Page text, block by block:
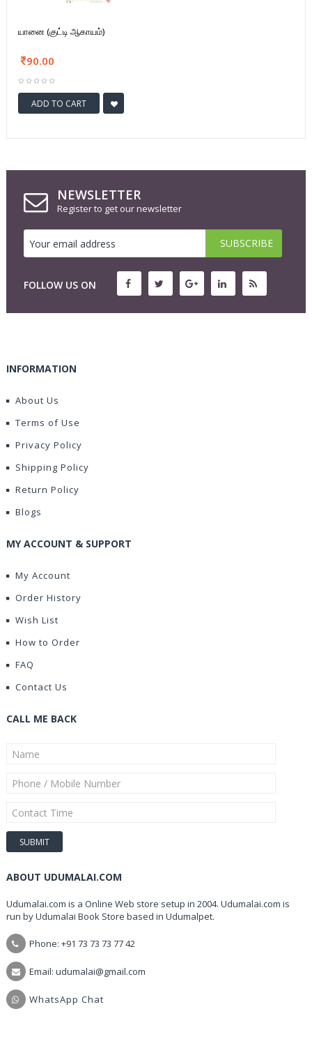
யானை (குட்டி ஆகாயம்)
90.00
ADD TO CART
NEWSLETTER
Register to get our newsletter
FOLLOW US ON
INFORMATION
About Us
Terms of Use
Privacy Policy
Shipping Policy
Return Policy
Blogs
MY ACCOUNT & SUPPORT
My Account
Order History
Wish List
How to Order
FAQ
Contact Us
CALL ME BACK
ABOUT UDUMALAI.COM
Udumalai.com is a Online Web store setup in 2004. Udumalai.com is
run by Udumalai Book Store based in Udumalpet.
Phone: +91 73 73 73 77 42
Email: udumalai@gmail.com
WhatsApp Chat